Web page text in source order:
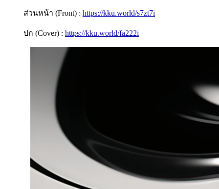
ส่วนหน้า (Front) : https://kku.world/s7zt7i
ปก (Cover) : https://kku.world/fa222i